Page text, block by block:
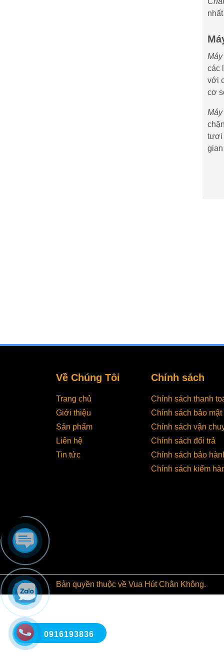
các
với
cơ
tươi
Về Chúng Tôi
Trang chủ
Giới thiệu
Sản phẩm
Liên hệ
Tin tức
Chính sách
Chính sách thanh
Chính sách bảo mật
Chính sách vận
Chính sách đổi trả
Chính sách bảo
Chính sách kiểm
Bản quyền thuộc về Vua Hút Chân Không.
0916193836